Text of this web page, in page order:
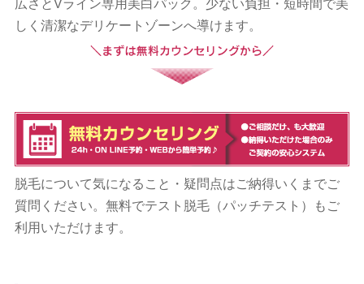
広さとVライン専用美白パック。少ない負担・短時間で美
しく清潔なデリケートゾーンへ導けます。
脱毛について気になること・疑問点はご納得いくまでご
質問ください。無料でテスト脱毛（パッチテスト）もご
利用いただけます。